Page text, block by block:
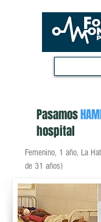
Pasamos
hospital
Femenino, 1 año, La
de 31 años)